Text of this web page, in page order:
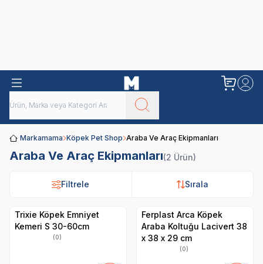
Markamama Köpek Pet Shop Araba Ve Araç Ekipmanları
Araba Ve Araç Ekipmanları(2 Ürün)
Filtrele Sırala
Filtrele Sırala
Trixie Köpek Emniyet
Kemeri S 30-60cm
(0)
Ferplast Arca Köpek
Araba Koltuğu Lacivert 38
x 38 x 29 cm
(0)